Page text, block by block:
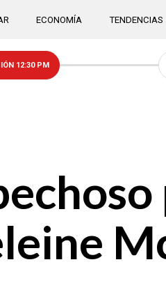
ECONOMÍA TENDENCIAS
12:30 PM